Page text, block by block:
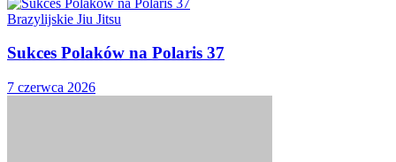
Brazylijskie Jiu Jitsu
Sukces Polaków na Polaris 37
7 czerwca 2026